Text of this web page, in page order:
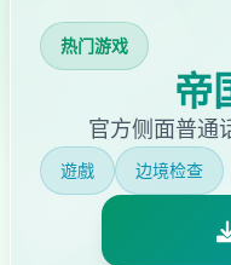
热门游戏
帝
官方侧面普通
遊戲 边境检查